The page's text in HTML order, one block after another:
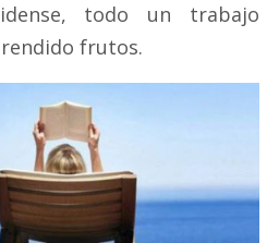
todo un trabajo
frutos.